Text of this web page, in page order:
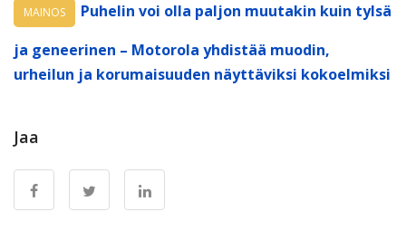
MAINOS
Puhelin voi olla paljon muutakin kuin tylsä
ja geneerinen – Motorola yhdistää muodin,
urheilun ja korumaisuuden näyttäviksi kokoelmiksi
Jaa